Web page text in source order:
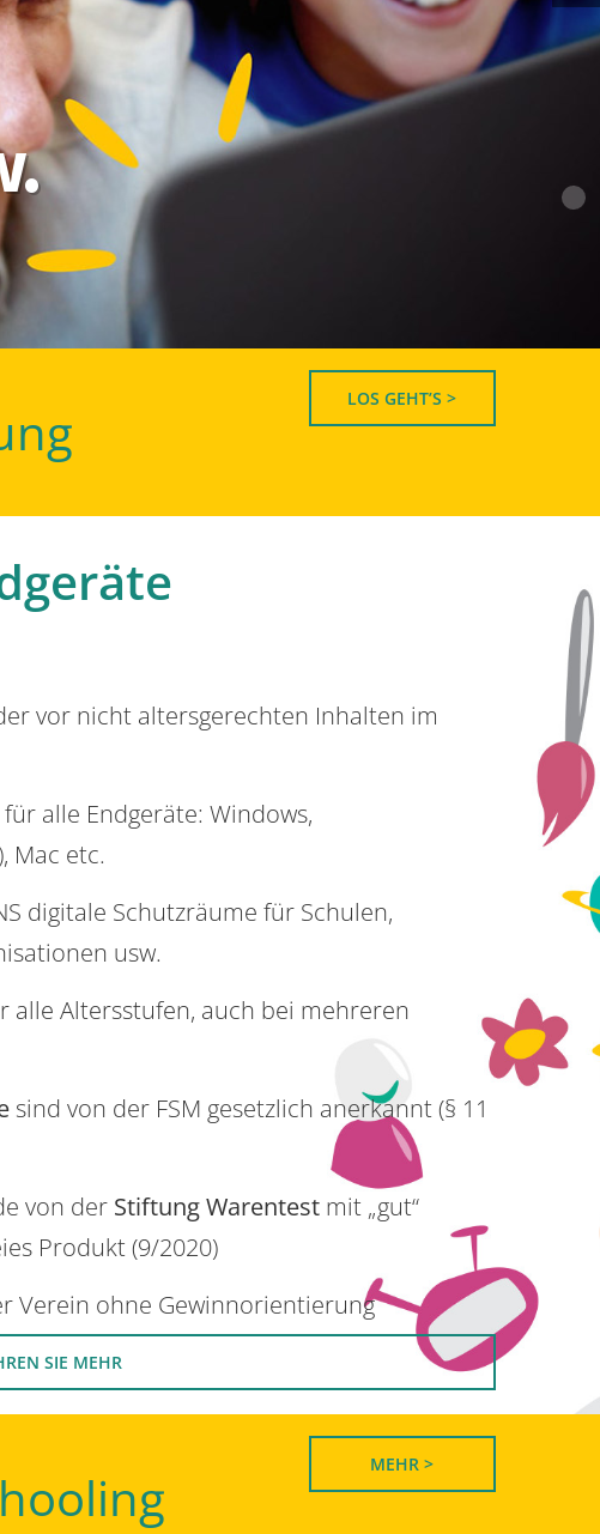
LOS GEHT’S >
vor nicht altersgerechten Inhalten im
alle Endgeräte: Windows,
), Mac etc.
digitale Schutzräume für Schulen,
usw.
Altersstufen, auch bei mehreren
sind von der FSM gesetzlich anerkannt (§ 11
von der Stiftung Warentestmit „gut“
Produkt (9/2020)
Verein ohne Gewinnorientierung
SIE MEHR
MEHR >